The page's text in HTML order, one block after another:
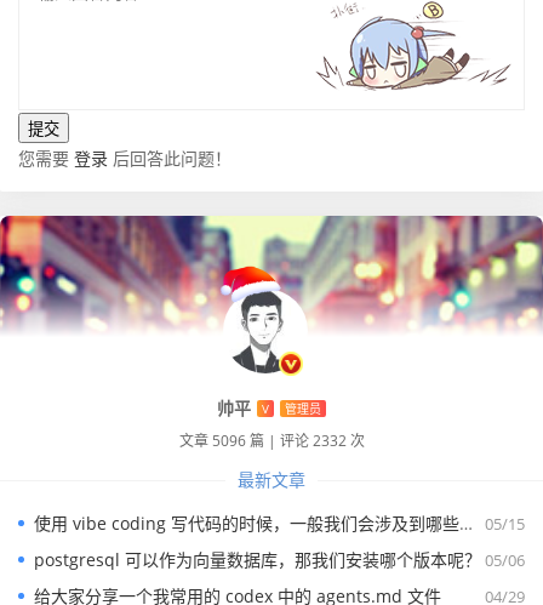
您需要 登录 后回答此问题！
帅平 V 管理员
文章 5096 篇 | 评论 2332 次
最新文章
05/15
使用 vibe coding 写代码的时候，一般我们会涉及到哪些提示词？
05/06
postgresql 可以作为向量数据库，那我们安装哪个版本呢？
04/29
给大家分享一个我常用的 codex 中的 agents.md 文件